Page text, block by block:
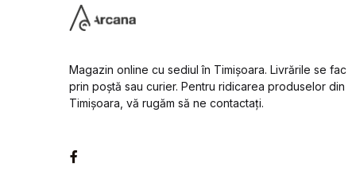
Magazin online cu sediul în Timișoara. Livrările se fac
prin poștă sau curier. Pentru ridicarea produselor din
Timișoara, vă rugăm să ne contactați.